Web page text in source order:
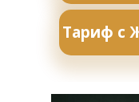
Тариф с